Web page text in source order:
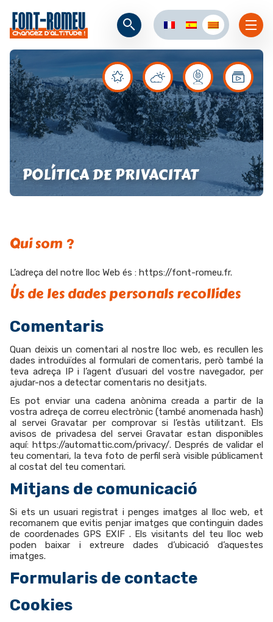
POLÍTICA DE PRIVACITAT
Qui som ?
L’adreça del notre lloc Web és : https://font-romeu.fr.
Ús de les dades personals recollides
Comentaris
Quan deixis un comentari al nostre lloc web, es recullen les
dades introduïdes al formulari de comentaris, però també la
teva adreça IP i l’agent d’usuari del vostre navegador, per
ajudar-nos a detectar comentaris no desitjats.
Es pot enviar una cadena anònima creada a partir de la
vostra adreça de correu electrònic (també anomenada hash)
al servei Gravatar per comprovar si l’estàs utilitzant. Els
avisos de privadesa del servei Gravatar estan disponibles
aquí: https://automattic.com/privacy/. Després de validar el
teu comentari, la teva foto de perfil serà visible públicament
al costat del teu comentari.
Mitjans de comunicació
Si ets un usuari registrat i penges imatges al lloc web, et
recomanem que evitis penjar imatges que continguin dades
de coordenades GPS EXIF ​​​​. Els visitants del teu lloc web
poden baixar i extreure dades d’ubicació d’aquestes
imatges.
Formularis de contacte
Cookies